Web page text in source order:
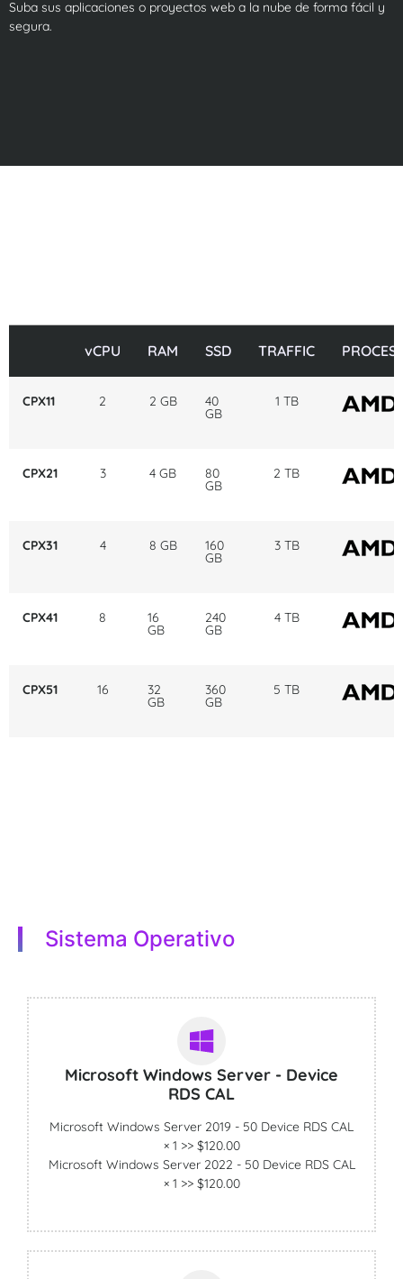
Suba sus aplicaciones o proyectos web a la nube de forma fácil y
segura.
vCPU RAM SSD TRAFFIC
CPX11 2 2 GB 40
GB
1 TB
CPX21 3 4 GB 80
GB
2 TB
CPX31 4 8 GB 160
GB
3 TB
CPX41 8 16
GB
240
GB
4 TB
CPX51 16 32
GB
360
GB
5 TB
Sistema Operativo
Microsoft Windows Server - Device
RDS CAL
Microsoft Windows Server 2019 - 50 Device RDS CAL
× 1 >> $120.00
Microsoft Windows Server 2022 - 50 Device RDS CAL
× 1 >> $120.00